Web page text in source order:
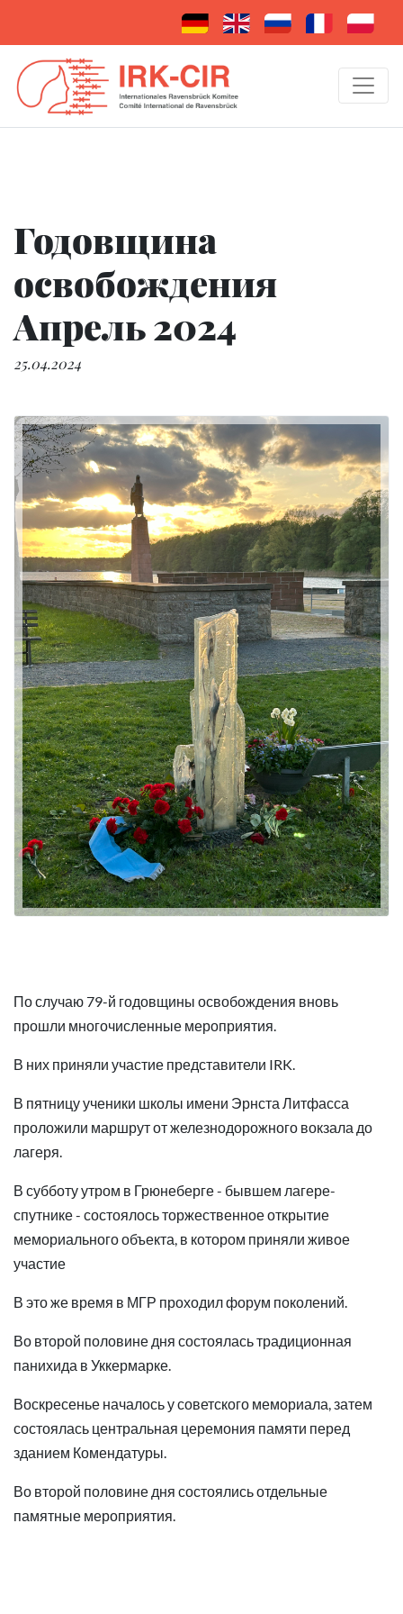
Годовщина
освобождения
Апрель 2024
25.04.2024
По случаю 79-й годовщины освобождения вновь
прошли многочисленные мероприятия.
В них приняли участие представители IRK.
В пятницу ученики школы имени Эрнста Литфасса
проложили маршрут от железнодорожного вокзала до
лагеря.
В субботу утром в Грюнеберге - бывшем лагере-
спутнике - состоялось торжественное открытие
мемориального объекта, в котором приняли живое
участие
В это же время в МГР проходил форум поколений.
Во второй половине дня состоялась традиционная
панихида в Уккермарке.
Воскресенье началось у советского мемориала, затем
состоялась центральная церемония памяти перед
зданием Комендатуры.
Во второй половине дня состоялись отдельные
памятные мероприятия.